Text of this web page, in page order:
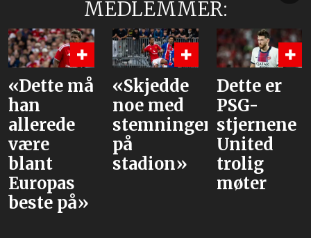
MEDLEMMER:
«Dette må
han
allerede
være
blant
Europas
beste på»
«Skjedde
noe med
stemningen
på
stadion»
Dette er
PSG-
stjernene
United
trolig
møter